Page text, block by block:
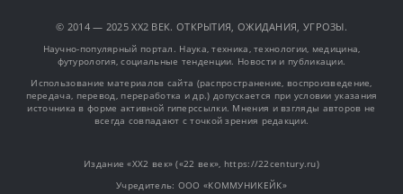
© 2014 — 2025 XX2 ВЕК. ОТКРЫТИЯ, ОЖИДАНИЯ, УГРОЗЫ.
Научно-популярный портал. Наука, техника, технологии, медицина,
футурология, социальные тенденции. Новости и публикации.
Использование материалов сайта (распространение, воспроизведение,
передача, перевод, переработка и др.) допускается при условии указания
источника в форме активной гиперссылки. Мнения и взгляды авторов не
всегда совпадают с точкой зрения редакции.
Издание «XX2 век» («22 век», https://22century.ru)
Учредитель: OOO «КОММУНИКЕЙК»